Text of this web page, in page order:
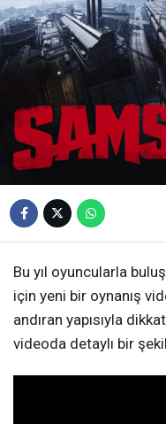
Bu yıl oyuncularla
için yeni bir oynanış
andıran yapısıyla
videoda detaylı bir